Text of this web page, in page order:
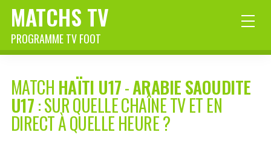
MATCHS TV
PROGRAMME TV FOOT
MATCH HAÏTI U17-ARABIE SAOUDITE
U17: SUR QUELLE CHAÎNE TV ET EN
DIRECT À QUELLE HEURE ?